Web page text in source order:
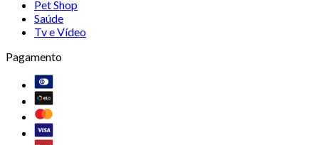
Pet Shop
Saúde
Tv e Vídeo
Pagamento